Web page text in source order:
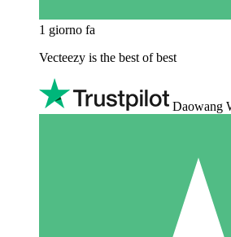
1 giorno fa
Vecteezy is the best of best
Daowang